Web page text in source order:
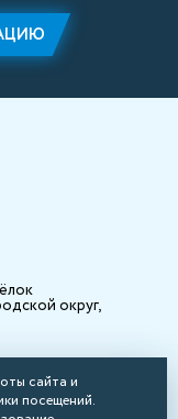
округ,
сайта и
посещений.